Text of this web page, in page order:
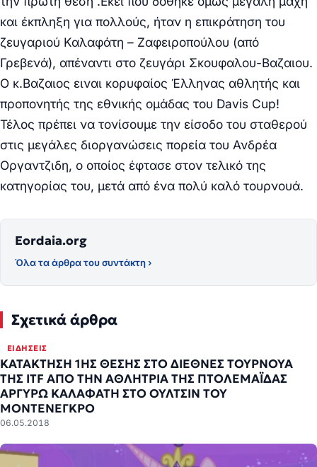
και έκπληξη για πολλούς, ήταν η επικράτηση του
ζευγαριού Καλαφάτη – Ζαφειροπούλου (από
Γρεβενά), απέναντι στο ζευγάρι Σκουφαλου-Βαζαιου.
Ο κ.Βαζαιος ειναι κορυφαίος Έλληνας αθλητής και
προπονητής της εθνικής ομάδας του Davis Cup!
Τέλος πρέπει να τονίσουμε την είσοδο του σταθερού
στις μεγάλες διοργανώσεις πορεία του Ανδρέα
Οργαντζιδη, ο οποίος έφτασε στον τελικό της
κατηγορίας του, μετά από ένα πολύ καλό τουρνουά.
Eordaia.org
Όλα τα άρθρα του συντάκτη ›
Σχετικά άρθρα
ΕΙΔΉΣΕΙΣ
ΚΑΤΑΚΤΗΣΗ 1ΗΣ ΘΕΣΗΣ ΣΤΟ ΔΙΕΘΝΕΣ ΤΟΥΡΝΟΥΑ
ΤΗΣ ITF ΑΠΟ ΤΗΝ ΑΘΛΗΤΡΙΑ ΤΗΣ ΠΤΟΛΕΜΑΪΔΑΣ
ΑΡΓΥΡΩ ΚΑΛΑΦΑΤΗ ΣΤΟ ΟΥΛΤΣΙΝ ΤΟΥ
ΜΟΝΤΕΝΕΓΚΡΟ
06.05.2018